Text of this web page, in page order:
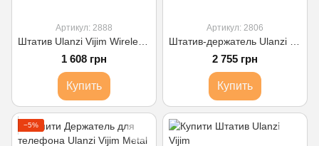
Артикул: 2888
1 608 грн
Купить
Артикул: 2806
2 755 грн
Купить
−5%